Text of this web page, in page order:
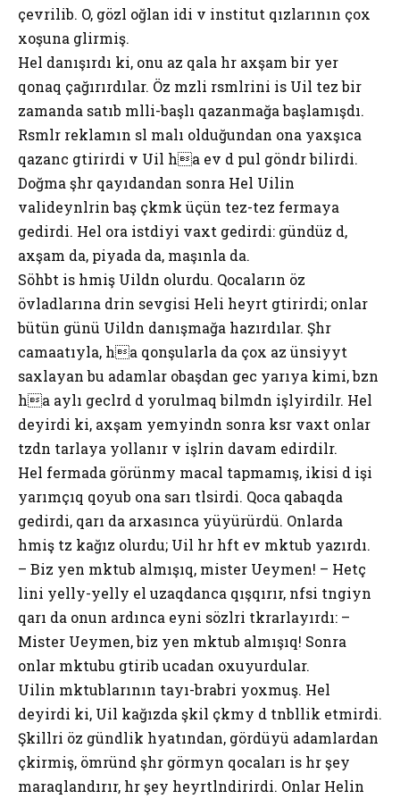
çevrilib. O, gözәl oğlan idi vә institut qızlarının çox
xoşuna gәlirmiş.
Hel danışırdı ki, onu az qala hәr axşam bir yerә
qonaq çağırırdılar. Öz mәzәli rәsmlәrini isә Uil tez bir
zamanda satıb әmәlli-başlı qazanmağa başlamışdı.
Rәsmlәr reklamın әsl malı olduğundan ona yaxşıca
qazanc gәtirirdi vә Uil hәa evә dә pul göndәrә bilirdi.
Doğma şәhәrә qayıdandan sonra Hel Uilin
valideynlәrinә baş çәkmәk üçün tez-tez fermaya
gedirdi. Hel ora istәdiyi vaxt gedirdi: gündüz dә,
axşam da, piyada da, maşınla da.
Söhbәt isә hәmişә Uildәn olurdu. Qocaların öz
övladlarına dәrin sevgisi Heli heyrәtә gәtirirdi; onlar
bütün günü Uildәn danışmağa hazırdılar. Şәhәr
camaatıyla, hәa qonşularla da çox az ünsiyyәt
saxlayan bu adamlar obaşdan gecә yarıya kimi, bәzәn
hәa aylı gecәlәrdә dә yorulmaq bilmәdәn işlәyirdilәr. Hel
deyirdi ki, axşam yemәyindәn sonra әksәr vaxt onlar
tәzәdәn tarlaya yollanır vә işlәrinә davam edirdilәr.
Hel fermada görünmәyә macal tapmamış, ikisi dә işi
yarımçıq qoyub ona sarı tәlәsirdi. Qoca qabaqda
gedirdi, qarı da arxasınca yüyürürdü. Onlarda
hәmişә tәzә kağız olurdu; Uil hәr hәftә evә mәktub yazırdı.
– Biz yenә mәktub almışıq, mister Ueymen! – Hetç
әlini yellәyә-yellәyә elә uzaqdanca qışqırır, nәfәsi tәngiyәn
qarı da onun ardınca eyni sözlәri tәkrarlayırdı: –
Mister Ueymen, biz yenә mәktub almışıq! Sonra
onlar mәktubu gәtirib ucadan oxuyurdular.
Uilin mәktublarının tayı-bәrabәri yoxmuş. Hel
deyirdi ki, Uil kağızda şәkil çәkmәyә dә tәnbәllik etmirdi.
Şәkillәri öz gündәlik hәyatından, gördüyü adamlardan
çәkirmiş, ömründә şәhәr görmәyәn qocaları isә hәr şey
maraqlandırır, hәr şey heyrәtlәndirirdi. Onlar Helin